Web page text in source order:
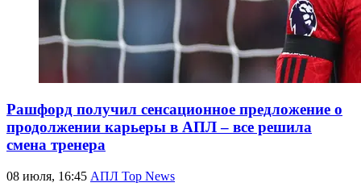
Рашфорд получил сенсационное предложение о
продолжении карьеры в АПЛ – все решила
смена тренера
08 июля, 16:45 АПЛ Top News